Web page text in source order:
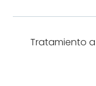
Tratamiento